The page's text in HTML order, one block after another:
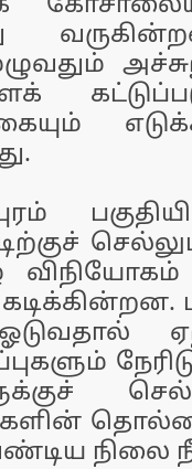
நிலை